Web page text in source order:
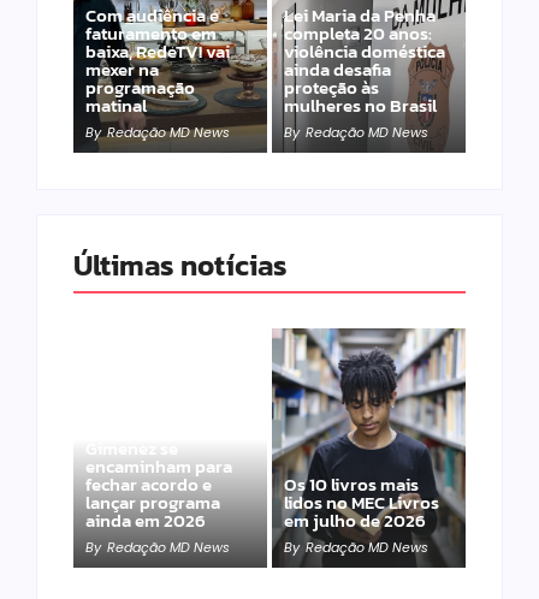
Com audiência e
faturamento em
baixa, RedeTV! vai
mexer na
programação
matinal
By Redação MD News
Lei Maria da Penha
completa 20 anos:
violência doméstica
ainda desafia
proteção às
mulheres no Brasil
By Redação MD News
Últimas notícias
Gimenez se
encaminham para
fechar acordo e
lançar programa
ainda em 2026
By Redação MD News
Os 10 livros mais
lidos no MEC Livros
em julho de 2026
By Redação MD News